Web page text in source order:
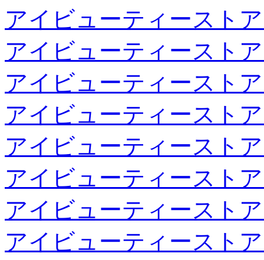
アイビューティースト
アイビューティースト
アイビューティースト
アイビューティースト
アイビューティースト
アイビューティースト
アイビューティースト
アイビューティースト